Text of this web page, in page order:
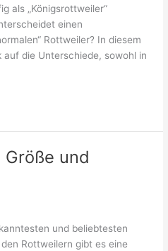
als „Königsrottweiler“
einen
Rottweiler? In diesem
die Unterschiede, sowohl in
und
und beliebtesten
Rottweilern gibt es eine